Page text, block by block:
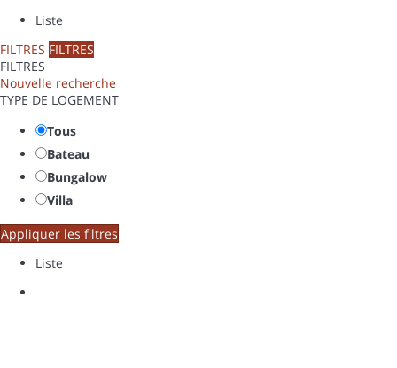
Liste
FILTRES FILTRES
FILTRES
Nouvelle recherche
TYPE DE LOGEMENT
Tous
Bateau
Bungalow
Villa
Appliquer les filtres
Liste